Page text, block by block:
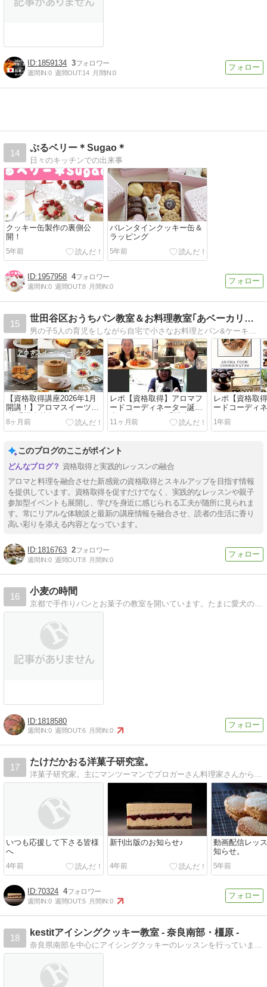
1859134 3
週間IN:0 週間OUT:14 月間IN:0
14
ぷるベリー＊Sugao＊
日々のキッチンでの出来事
クッキー缶製作の裏側公
開！
5年前
バレンタインクッキー缶＆
ラッピング
5年前
1957958 4
週間IN:0 週間OUT:8 月間IN:0
15
世田谷区おうちパン教室＆お料理教室｢あベーカリー｣(子連れ…
【資格取得講座2026年1月
開講！】アロマスイーツ講
座 受講生募集
8ヶ月前
レポ【資格取得】アロマフ
ードコーディネーター誕
生！(オンライン受講生)
11ヶ月前
レポ【資格取
ードコーディ
しました！
1年前
このブログのここがポイント
資格取得と実践的レッスンの融合
アロマと料理を融合させた新感覚の資格取得とスキルアップを目指す情報
を提供しています。資格取得を促すだけでなく、実践的なレッスンや親子
参加型イベントも展開し、学びを身近に感じられる工夫が随所に見られま
す。常にリアルな体験談と最新の講座情報を融合させ、読者の生活に香り
高い彩りを添える内容となっています。
1816763 2
週間IN:0 週間OUT:8 月間IN:0
16
小麦の時間
京都で手作りパンとお菓子の教室を開いています。たまに愛犬のことも！
1818580
週間IN:0 週間OUT:6 月間IN:0
17
たけだかおる洋菓子研究室。
洋菓子研究家。主にマンツーマンでブロガーさん料理家さんからお菓子作り初めての方までがお越しになるマニアックお菓子教室を主宰しています。
いつも応援して下さる皆様
へ
4年前
新刊出版のお知らせ♪
4年前
動画配信レッ
知らせ。
5年前
70324 4
週間IN:0 週間OUT:5 月間IN:0
18
kestitアイシングクッキー教室 - 奈良南部・橿原 -
奈良県南部を中心にアイシングクッキーのレッスンを行っています。クッキー作りながらあれやコレや妄想する日々を送っています。